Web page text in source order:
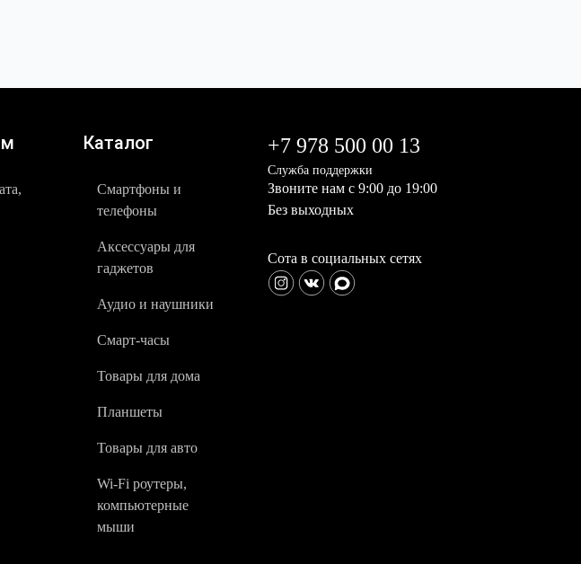
Каталог
Смартфоны и
телефоны
Аксессуары для
гаджетов
Аудио и наушники
Смарт-часы
Товары для дома
Планшеты
Товары для авто
Wi-Fi роутеры,
компьютерные
мыши
+7 978 500 00 13
Служба поддержки
Звоните нам с 9:00 до 19:00
Без выходных
Сота в социальных сетях